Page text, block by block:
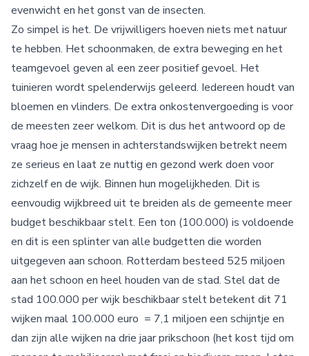
evenwicht en het gonst van de insecten.
Zo simpel is het. De vrijwilligers hoeven niets met natuur
te hebben. Het schoonmaken, de extra beweging en het
teamgevoel geven al een zeer positief gevoel. Het
tuinieren wordt spelenderwijs geleerd. Iedereen houdt van
bloemen en vlinders. De extra onkostenvergoeding is voor
de meesten zeer welkom. Dit is dus het antwoord op de
vraag hoe je mensen in achterstandswijken betrekt neem
ze serieus en laat ze nuttig en gezond werk doen voor
zichzelf en de wijk. Binnen hun mogelijkheden. Dit is
eenvoudig wijkbreed uit te breiden als de gemeente meer
budget beschikbaar stelt. Een ton (100.000) is voldoende
en dit is een splinter van alle budgetten die worden
uitgegeven aan schoon. Rotterdam besteed 525 miljoen
aan het schoon en heel houden van de stad. Stel dat de
stad 100.000 per wijk beschikbaar stelt betekent dit 71
wijken maal 100.000 euro = 7,1 miljoen een schijntje en
dan zijn alle wijken na drie jaar prikschoon (het kost tijd om